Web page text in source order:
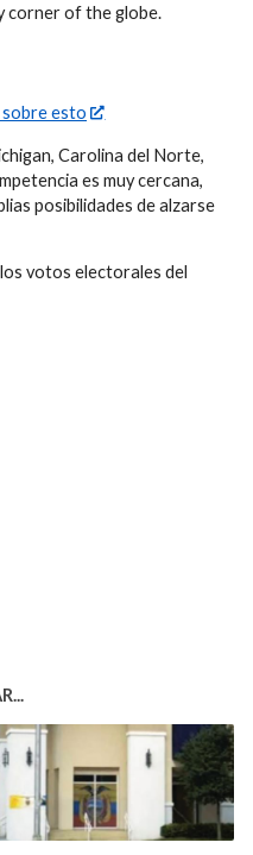
corner of the globe.
esto
Carolina del Norte,
es muy cercana,
posibilidades de alzarse
votos electorales del